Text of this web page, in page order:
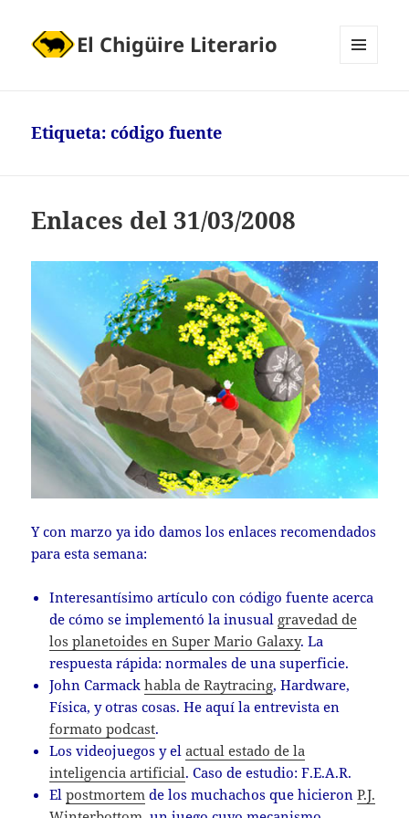
El Chigüire Literario
Etiqueta:código fuente
Enlaces del 31/03/2008
Y con marzo ya ido damos los enlaces recomendados
para esta semana:
Interesantísimo artículo con código fuente acerca
de cómo se implementó la inusual gravedad de
los planetoides en Super Mario Galaxy. La
respuesta rápida: normales de una superficie.
John Carmackhabla de Raytracing, Hardware,
Física, y otras cosas. He aquí la entrevista en
formato podcast.
Los videojuegos y elactual estado de la
inteligencia artificial. Caso de estudio: F.E.A.R.
Elpostmortem de los muchachos que hicieronP.J.